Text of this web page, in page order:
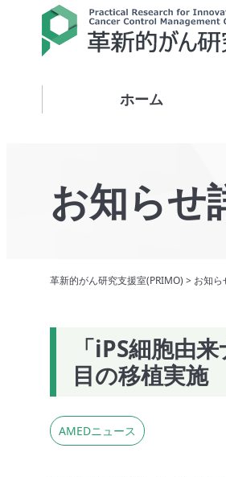
ホーム
お知らせ
革新的がん研究支援室(PRIMO) > お知ら
「iPS細胞由
目の移植実施
AMEDニュース